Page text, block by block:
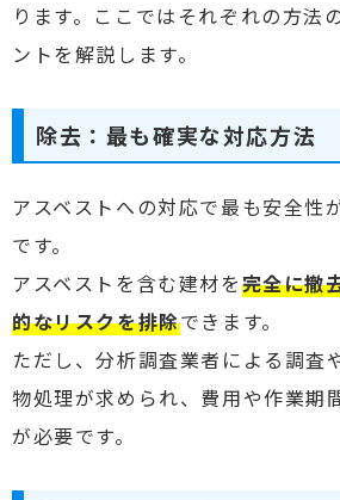
ります。ここではそれぞれの方法
ントを解説します。
除去：最も確実な対応方法
アスベストへの対応で最も安全性
です。
アスベストを含む建材を完全に撤
的なリスクを排除できます。
ただし、分析調査業者による調査
物処理が求められ、費用や作業期
が必要です。